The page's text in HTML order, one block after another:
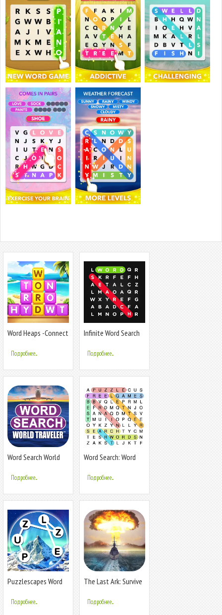
Word Heaps -Connect
Подробнее...
Infinite Word Search
Подробнее...
Word Search World
Подробнее...
Word Search: Word
Подробнее...
Puzzlescapes Word
Подробнее...
The Last Ark: Survive
Подробнее...